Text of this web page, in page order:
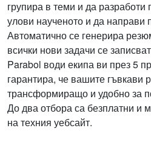
групира в теми и да разработи
улови наученото и да направи
Автоматично се генерира
всички нови задачи се
Parabol води екипа ви през 5
гарантира, че вашите гъвкави
трансформиращо и удобно за
До два отбора са безплатни и
на техния уебсайт.